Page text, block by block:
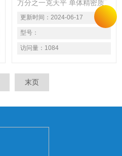
万分之一克天平 单体精密质
量传感器（外校配分体传感
器） ◆全自动智能内部校准
功能（外校产品无此功能）
◆全自动双量程（外校手动转
换） ◆六级防震滤波可调功
更新时间： 2024-06-17
型号：
访问量： 1084
末页